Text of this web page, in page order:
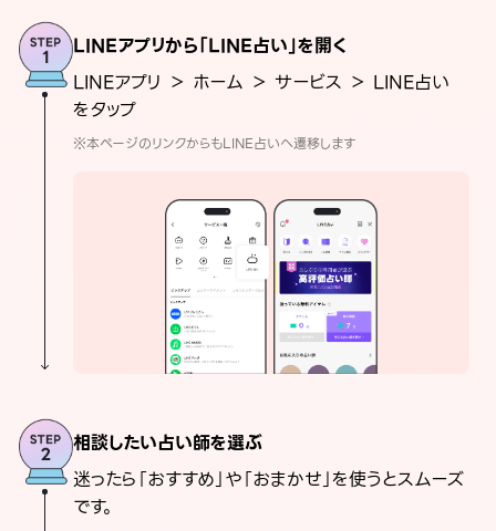
LINEアプリから「LINE占い」を開く
LINEアプリ ＞ ホーム ＞ サービス ＞ LINE占い
をタップ
※本ページのリンクからもLINE占いへ遷移します
相談したい占い師を選ぶ
迷ったら「おすすめ」や「おまかせ」を使うとスムーズ
です。